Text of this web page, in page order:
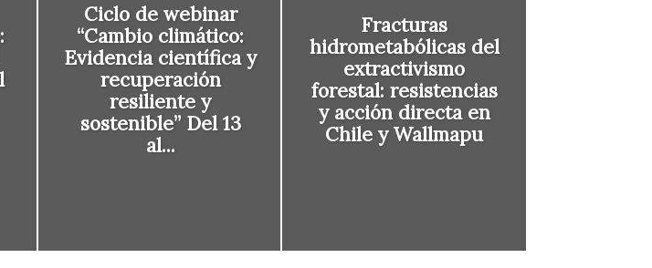
Ciclo de webinar
“Cambio climático:
Evidencia científica y
recuperación
resiliente y
sostenible” Del 13
al...
Fracturas
hidrometabólicas del
extractivismo
forestal: resistencias
y acción directa en
Chile y Wallmapu